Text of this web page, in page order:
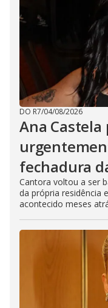
DO R7/04/08/2026
Ana Castela
fechadura
Cantora voltou a ser
da própria residência
acontecido meses